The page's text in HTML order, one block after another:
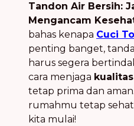
Tandon Air Bersih:
Mengancam
bahas kenapa Cuci
penting banget,
harus segera
cara menjaga
tetap prima dan
rumahmu tetap sehat
kita mulai!